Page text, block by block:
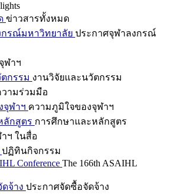
ข่าวสารทั้งหมด
กรณ์มหาวิทยาลัย ประกาศจุฬาลงกรณ์
ฬาฯ
กรรม งานวิจัยและนวัตกรรม
วามร่วมมือ
จุฬาฯ ความภูมิใจของจุฬาฯ
ลักสูตร การศึกษาและหลักสูตร
ฯ ในสื่อ
ปฏิทินกิจกรรม
Conference The 166th ASAIHL
จ้าง ประกาศจัดซื้อจัดจ้าง